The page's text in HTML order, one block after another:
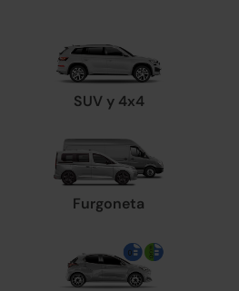
SUV y 4x4
Furgoneta